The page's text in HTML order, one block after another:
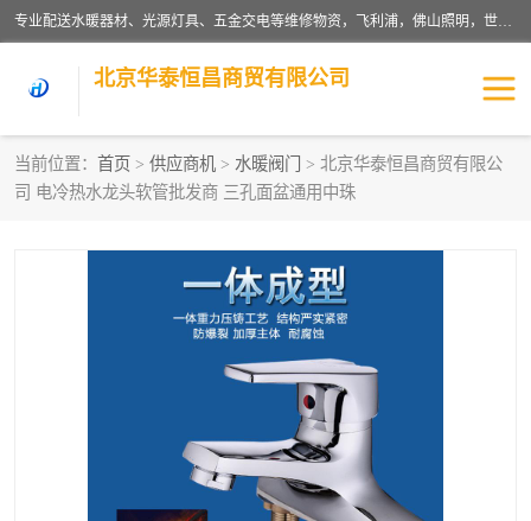
专业配送水暖器材、光源灯具、五金交电等维修物资，飞利浦，佛山照明，世达，博世，九牧，特陶等各产品涉及国内外知名品牌。公司专注与物业、学校、酒店、工厂等单位合作，提供一站式配送服务，降低客户综合成本。依托电子商务改变传统模式，以专业的团队为客户提供24H物资配送到达，货到月结、统一开票，便捷退换等服务，提高了企业的运营效率。
北京华泰恒昌商贸有限公司
当前位置： 首页 > 供应商机 > 水暖阀门
> 北京华泰恒昌商贸有限公
司 电冷热水龙头软管批发商 三孔面盆通用中珠
水暖阀门 电料灯饰
涂料辅材